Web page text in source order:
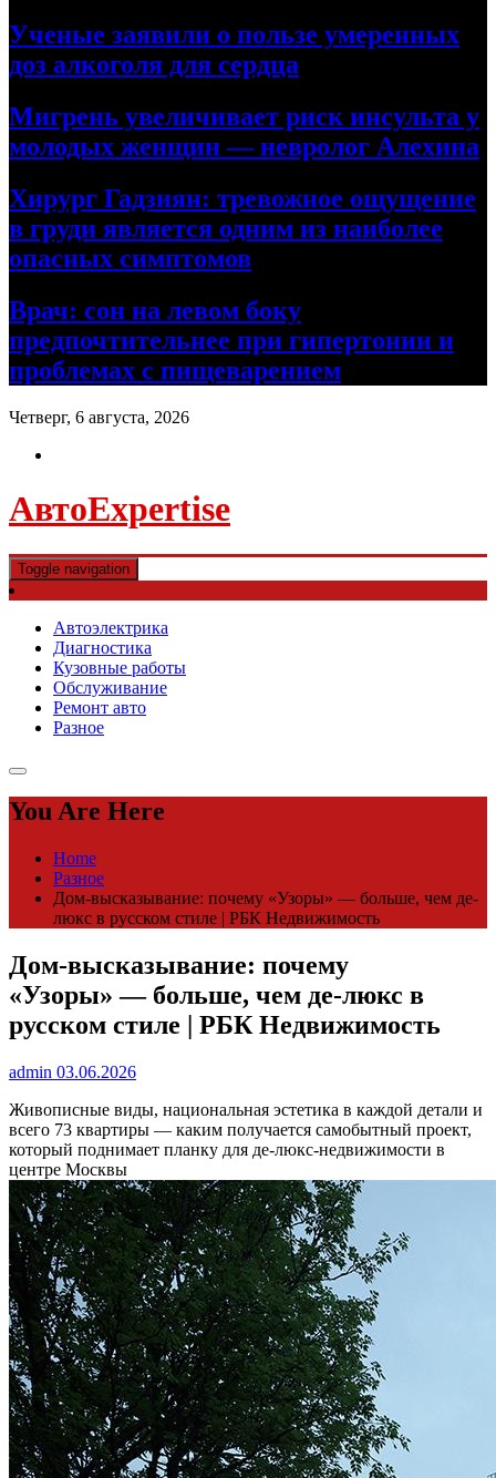
Ученые заявили о пользе умеренных
доз алкоголя для сердца
Мигрень увеличивает риск инсульта у
молодых женщин — невролог Алехина
Хирург Гадзиян: тревожное ощущение
в груди является одним из наиболее
опасных симптомов
Врач: сон на левом боку
предпочтительнее при гипертонии и
проблемах с пищеварением
Четверг, 6 августа, 2026
АвтоExpertise
Toggle navigation
Автоэлектрика
Диагностика
Кузовные работы
Обслуживание
Ремонт авто
Разное
You Are Here
Home
Разное
Дом-высказывание: почему «Узоры» — больше, чем де-
люкс в русском стиле | РБК Недвижимость
Дом-высказывание: почему
«Узоры» — больше, чем де-люкс в
русском стиле | РБК Недвижимость
admin 03.06.2026
Живописные виды, национальная эстетика в каждой детали и
всего 73 квартиры — каким получается самобытный проект,
который поднимает планку для де-люкс-недвижимости в
центре Москвы